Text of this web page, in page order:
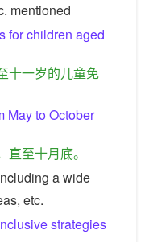
mentioned
for children aged
十一岁的儿童免
May to October
至十月底。
a wide
etc.
strategies